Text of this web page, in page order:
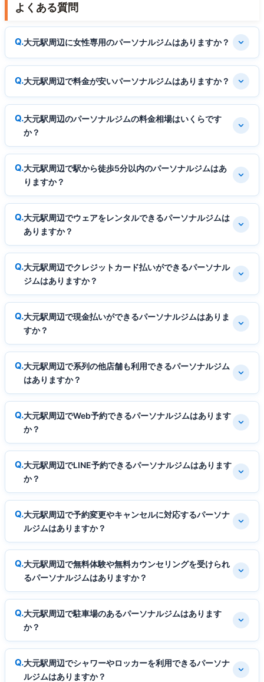
よくある質問
大元駅周辺に女性専用のパーソナルジムはありますか？
大元駅周辺で料金が安いパーソナルジムはありますか？
大元駅周辺のパーソナルジムの料金相場はいくらです
か？
大元駅周辺で駅から徒歩5分以内のパーソナルジムはあ
りますか？
大元駅周辺でウェアをレンタルできるパーソナルジムは
ありますか？
大元駅周辺でクレジットカード払いができるパーソナル
ジムはありますか？
大元駅周辺で現金払いができるパーソナルジムはありま
すか？
大元駅周辺で系列の他店舗も利用できるパーソナルジム
はありますか？
大元駅周辺でWeb予約できるパーソナルジムはあります
か？
大元駅周辺でLINE予約できるパーソナルジムはあります
か？
大元駅周辺で予約変更やキャンセルに対応するパーソナ
ルジムはありますか？
大元駅周辺で無料体験や無料カウンセリングを受けられ
るパーソナルジムはありますか？
大元駅周辺で駐車場のあるパーソナルジムはあります
か？
大元駅周辺でシャワーやロッカーを利用できるパーソナ
ルジムはありますか？